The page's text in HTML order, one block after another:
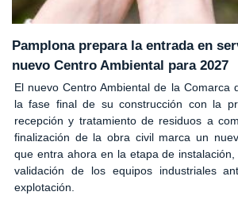
Pamplona prepara la entrada en
nuevo Centro Ambiental para 2027
El nuevo Centro Ambiental de la Comarca
la fase final de su construcción con la
recepción y tratamiento de residuos a
finalización de la obra civil marca un
que entra ahora en la etapa de
validación de los equipos industriales
explotación.